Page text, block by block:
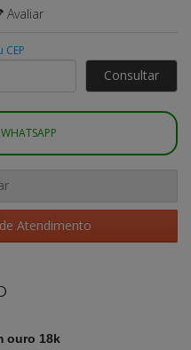
Avaliar
Consultar
Atendimento
ouro 18k